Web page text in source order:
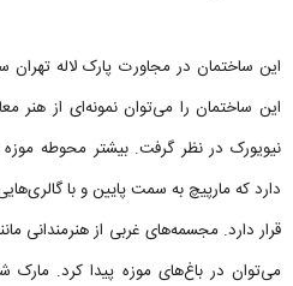
این ساختمان را می‌توان نمونه‌ای از هنر
نیویورک در نظر گرفت. بیشتر محوطه موزه
دارد که مارپیچ به سمت پایین و با
قرار دارد. مجسمه‌های غربی از هنرمندانی
می‌توان در باغ‌های موزه پیدا کرد. مارک